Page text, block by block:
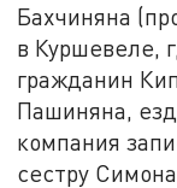
Бахчиняна
в Куршевеле,
гражданин
Пашиняна,
компания
сестру